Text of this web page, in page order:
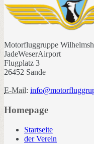
Motorfluggruppe
JadeWeserAirport
Flugplatz 3
26452 Sande
E-Mail:
Homepage
Startseite
der Verein